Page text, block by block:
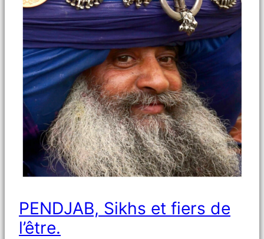
PENDJAB, Sikhs et fiers de
l’être.